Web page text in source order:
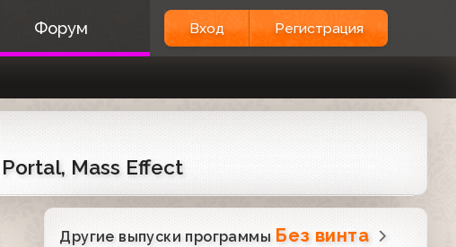
Форум Вход Регистрация
Mass Effect
Другие выпуски программы Без винта